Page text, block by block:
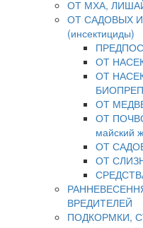
ОТ МХА,
ОТ САДОВЫХ
(инсектициды)
ОТ
ОТ
ОТ
ОТ
майский
ОТ
ОТ
ВРЕДИТЕЛЕЙ
ПОДКОРМКИ,